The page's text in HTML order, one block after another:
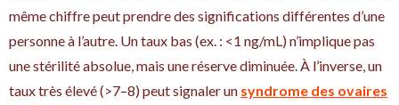
même chiffre peut prendre des significations différentes d’une
personne à l’autre. Un taux bas (ex. : <1 ng/mL) n’implique pas
une stérilité absolue, mais une réserve diminuée. À l’inverse, un
taux très élevé (>7–8) peut signaler un syndrome des ovaires